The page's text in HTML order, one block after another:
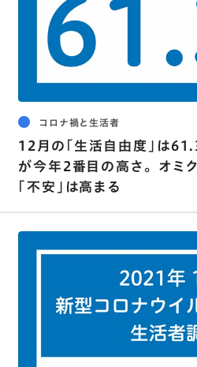
コロナ禍と生活者
12月の｢生活自由度｣は
が今年2番目の高さ｡ オミ
｢不安｣は高まる